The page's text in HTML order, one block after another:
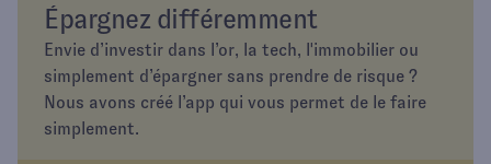
Épargnez différemment
Envie d’investir dans l’or, la tech, l'immobilier ou
simplement d’épargner sans prendre de risque ?
Nous avons créé l’app qui vous permet de le faire
simplement.